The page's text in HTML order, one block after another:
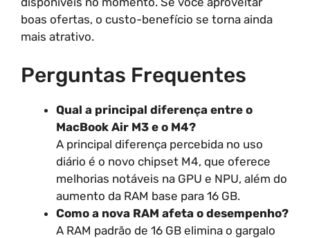
boas ofertas, o custo-benefício se torna ainda
mais atrativo.
Perguntas Frequentes
Qual a principal diferença entre o
MacBook Air M3 e o M4?
A principal diferença percebida no uso
diário é o novo chipset M4, que oferece
melhorias notáveis na GPU e NPU, além do
aumento da RAM base para 16 GB.
Como a nova RAM afeta o desempenho?
A RAM padrão de 16 GB elimina o gargalo